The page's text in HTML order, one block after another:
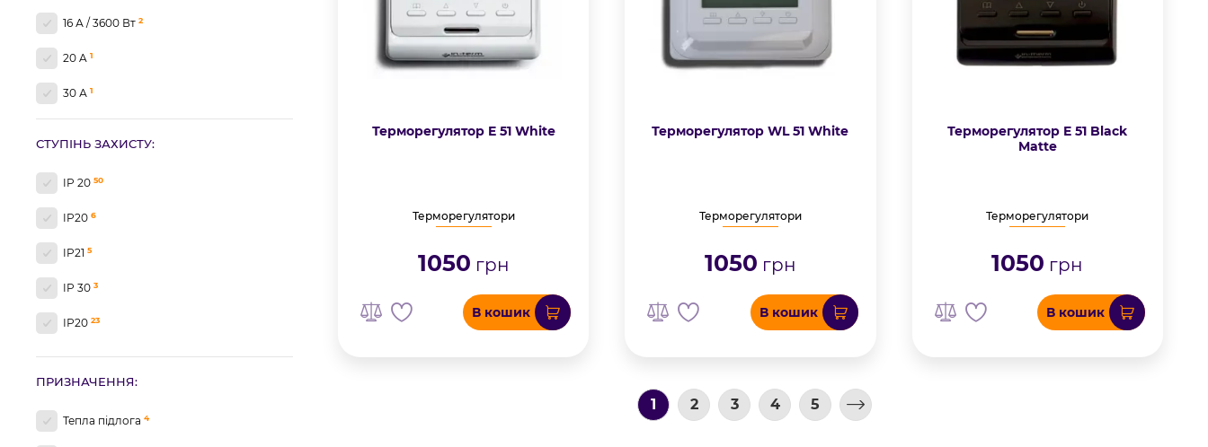
16 А / 3600 Вт 2
20 A 1
30 А 1
СТУПІНЬ ЗАХИСТУ:
IP 20 50
IP20 6
IP21 5
IP 30 3
ІР20 23
ПРИЗНАЧЕННЯ:
Тепла підлога 4
Терморегулятор E 51 White
Терморегулятори
1050 грн
В кошик
Терморегулятор WL 51 White
Терморегулятори
1050 грн
В кошик
Терморегулятор E 51 Black
Matte
Терморегулятори
1050 грн
В кошик
1 2 3 4 5